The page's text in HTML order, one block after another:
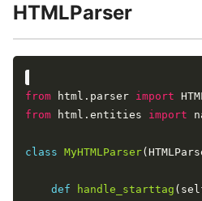
HTMLParser
from html.parser import
from html.entities import
class MyHTMLParser
def handle_starttag